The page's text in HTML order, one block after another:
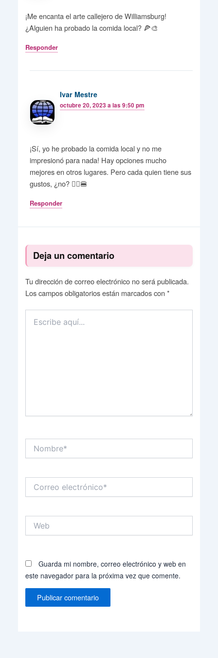
¡Me encanta el arte callejero de Williamsburg!
¿Alguien ha probado la comida local? 🍕🎨
Responder
Ivar Mestre
octubre 20, 2023 a las 9:50 pm
¡Sí, yo he probado la comida local y no me
impresionó para nada! Hay opciones mucho
mejores en otros lugares. Pero cada quien tiene sus
gustos, ¿no? 🤷‍♀️🍔
Responder
Deja un comentario
Tu dirección de correo electrónico no será publicada.
Los campos obligatorios están marcados con *
aquí...
Nombre*
Correo
electrónico*
Web
Guarda mi nombre, correo electrónico y web en
este navegador para la próxima vez que comente.